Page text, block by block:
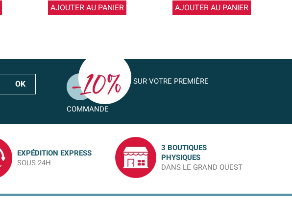
AJOUTER AU PANIER
AJOUTER AU PANIER
SUR VOTRE PREMIÈRE
COMMANDE
EXPÉDITION EXPRESS
SOUS 24H
3 BOUTIQUES
PHYSIQUES
DANS LE GRAND OUEST